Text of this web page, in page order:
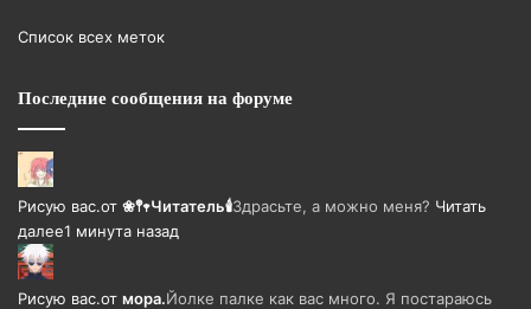
Список всех меток
Последние сообщения на форуме
Рисую вас.от ❀𖤣𖥧Читатель🕯️Здрасьте, а можно меня? Читать
далее1 минута назад
Рисую вас.от мора.Йолке палке как вас много. Я постараюсь